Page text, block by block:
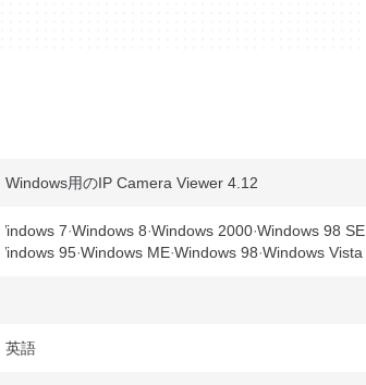
Windows用のIP Camera Viewer 4.12
Windows 7 Windows 8 Windows 2000 Windows 98 SE
Windows 95 Windows ME Windows 98 Windows Vista
英語